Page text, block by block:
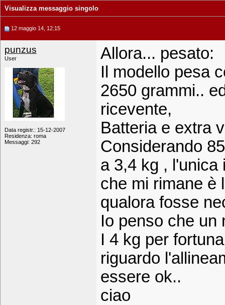
Visualizza messaggio singolo
12 maggio 14, 12:15
punzus
User
Data registr.: 15-12-2007
Residenza: roma
Messaggi: 292
Allora... pesato:
Il modello pesa
2650 grammi..
ricevente,
Batteria e extra
Considerando
a 3,4 kg , l'unica
che mi rimane è
qualora fosse
Io penso che un
I 4 kg per
riguardo
essere ok..
ciao